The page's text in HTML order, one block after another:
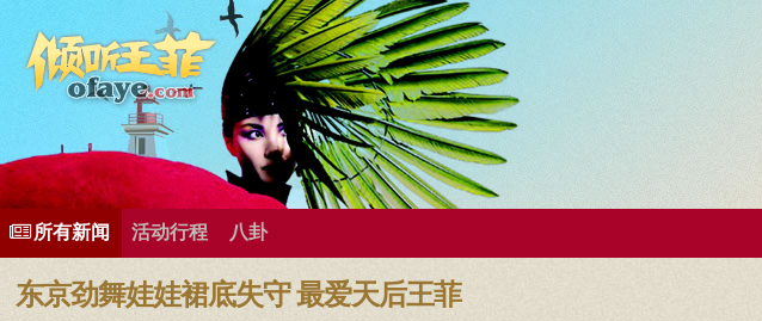
有歌曲专辑
王菲新闻王菲的精美图片王菲精彩视频王菲论坛给王菲留言用户中心王菲资料档案
所有新闻 活动行程 八卦
东京劲舞娃娃裙底失守 最爱天后王菲